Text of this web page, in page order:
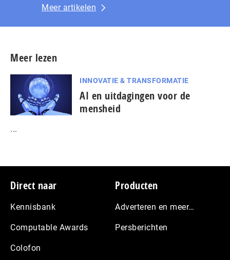
Meer artikelen
Meer lezen
INNOVATIE & TRANSFORMATIE
AI en uitdagingen voor de
mensheid
...
Footer
Direct naar
Kennisbank
Computable Awards
Colofon
Producten
Adverteren en meer…
Persberichten